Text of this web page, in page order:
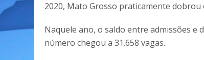
2020, Mato Grosso praticamente dobrou
Naquele ano, o saldo entre admissões e
número chegou a 31.658 vagas.